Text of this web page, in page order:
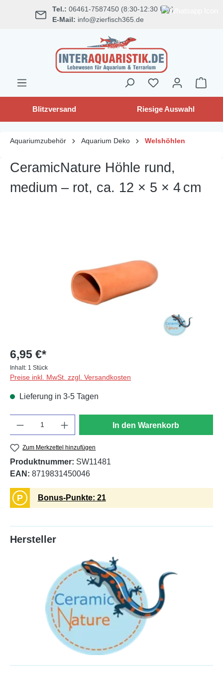
springen Tel.: 06461-7587450 (8:30-12:30 Uhr)
E-Mail: info@zierfisch365.de
Blitzversand Riesige Auswahl
Aquariumzubehör Aquarium Deko Welshöhlen
CeramicNature Höhle rund,
medium – rot, ca. 12 × 5 × 4 cm
6,95 €*
Inhalt: 1 Stück
Preise inkl. MwSt. zzgl. Versandkosten
Lieferung in 3-5 Tagen
In den Warenkorb
Zum Merkzettel hinzufügen
Produktnummer: SW11481
EAN: 8719831450046
P Bonus-Punkte: 21
Hersteller